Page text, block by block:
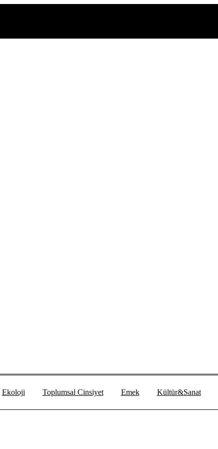
Ekoloji Toplumsal Cinsiyet Emek Kültür&Sanat